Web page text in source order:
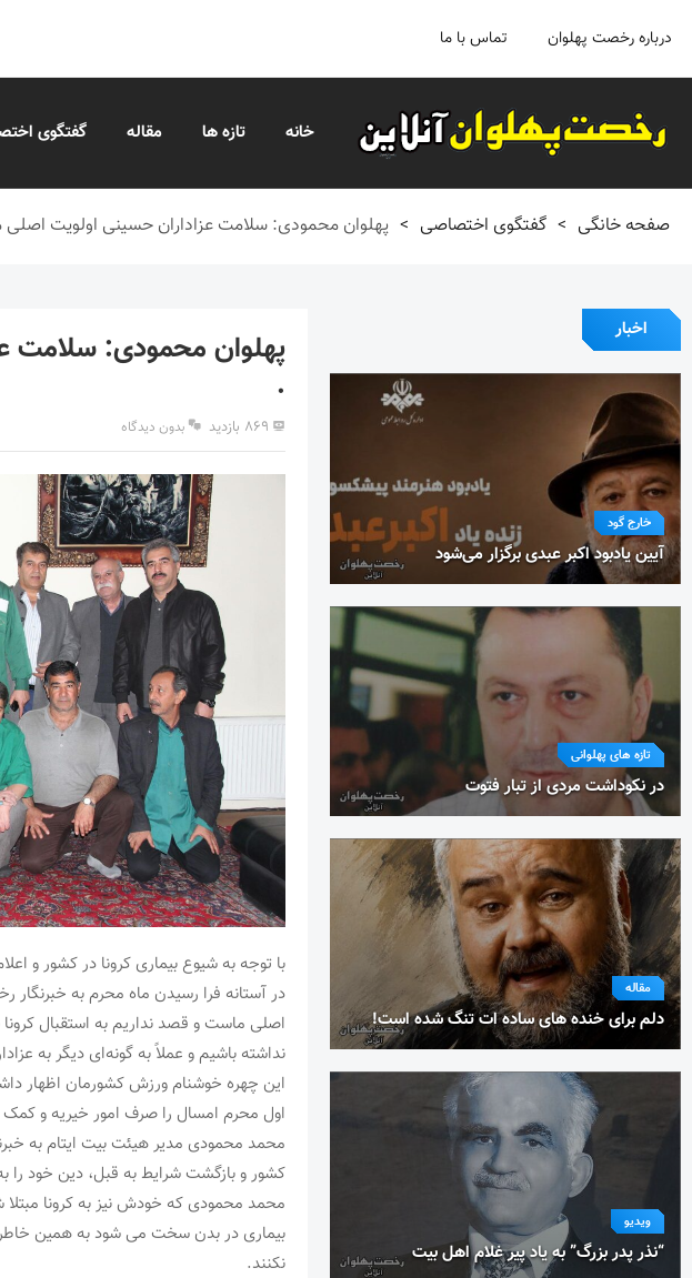
درباره رخصت پهلوان تماس با ما
خانه تازه ها مقاله گفتگوی
صفحه خانگی > گفتگوی اختصاصی > پهلوان محمودی: سلامت عزاداران حسینی اولویت
اخبار
خارج گود
آیین یادبود اکبر عبدی برگزار می‌شود
تازه های پهلوانی
در نکوداشت مردی از تبار فتوت
مقاله
دلم برای خنده های ساده ات تنگ شده است!
ویدیو
“نذر پدر بزرگ” به یاد پیر غلام اهل بیت
پهلوان محمودی: سلامت
.
۸۶۹ بازدید بدون دیدگاه
با توجه به شیوع بیماری کرونا در کشور و
در آستانه فرا رسیدن ماه محرم به
اصلی ماست و قصد نداریم به استقبال
نداشته باشیم و عملاً به گونه‌ای دیگر به
این چهره خوشنام ورزش کشورمان اظهار
اول محرم امسال را صرف امور خیریه و کمک
محمد محمودی مدیر هیئت بیت ایتام به
کشور و بازگشت شرایط به قبل، دین خود را
محمد محمودی که خودش نیز به کرونا مبتلا
بیماری در بدن سخت می شود به همین
نکنند.